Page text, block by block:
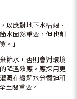
以應對地下水枯竭、
水固然重要，但也削
。」
節水，否則會對環境
降溫效應。應採用更
溉在緩解水分脅迫和
至關重要。」